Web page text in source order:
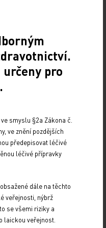
pro
smyslu §2a Zákona č.
ve znění pozdějších
předepisovat léčivé
léčivé přípravky
dále na těchto
veřejnosti, nýbrž
se všemi riziky a
laickou veřejnost.